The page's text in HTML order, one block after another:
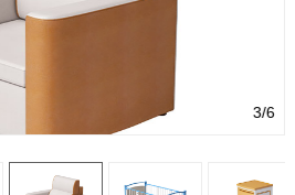
3/6